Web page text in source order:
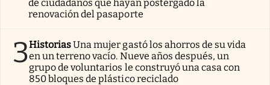
de ciudadanos que hayan postergado la
renovación del pasaporte
3HistoriasUna mujer gastó los ahorros de su vida
en un terreno vacío. Nueve años después, un
grupo de voluntarios le construyó una casa con
850 bloques de plástico reciclado